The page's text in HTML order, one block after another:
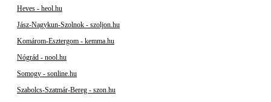
Heves - heol.hu
Jász-Nagykun-Szolnok - szoljon.hu
Komárom-Esztergom - kemma.hu
Nógrád - nool.hu
Somogy - sonline.hu
Szabolcs-Szatmár-Bereg - szon.hu